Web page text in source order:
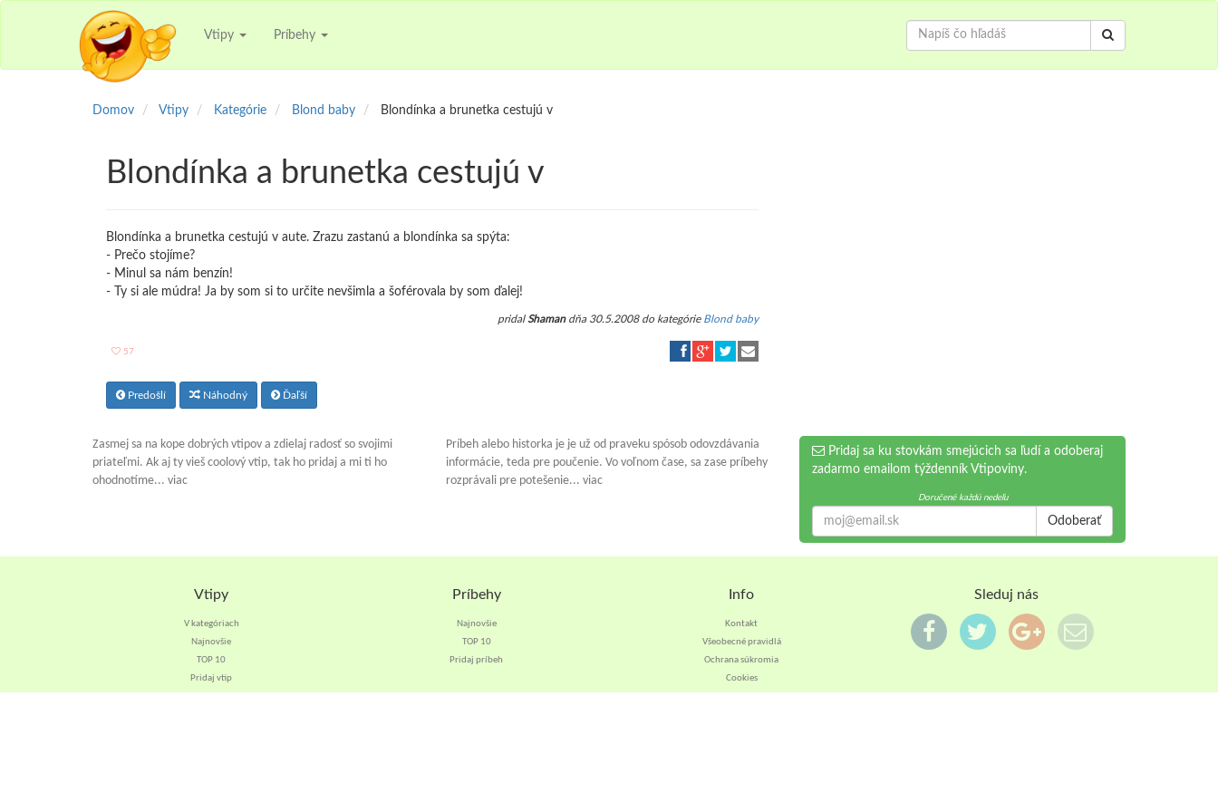
Vtipy Príbehy
Domov Vtipy Kategórie Blond baby Blondínka a brunetka cestujú v
Blondínka a brunetka cestujú v
Blondínka a brunetka cestujú v aute. Zrazu zastanú a blondínka sa spýta:
- Prečo stojíme?
- Minul sa nám benzín!
- Ty si ale múdra! Ja by som si to určite nevšimla a šoférovala by som ďalej!
pridalShamandňa 30.5.2008 do kategórie Blond baby
57
Predošlí Náhodný Ďaľší
Zasmej sa na kope dobrých vtipov a zdielaj radosť so svojimi
priateľmi. Ak aj ty vieš coolový vtip, tak ho pridaj a mi ti ho
ohodnotíme... viac
Príbeh alebo historka je je už od praveku spósob odovzdávania
informácie, teda pre poučenie. Vo voľnom čase, sa zase príbehy
rozprávali pre potešenie... viac
Pridaj sa ku stovkám smejúcich sa ľudí a odoberaj
zadarmo emailom týždenník Vtipoviny.
Doručené každú nedeľu
Odoberať
Vtipy
V kategóriach
Najnovšie
TOP 10
Pridaj vtip
Príbehy
Najnovšie
TOP 10
Pridaj príbeh
Info
Kontakt
Všeobecné pravidlá
Ochrana súkromia
Cookies
Sleduj nás